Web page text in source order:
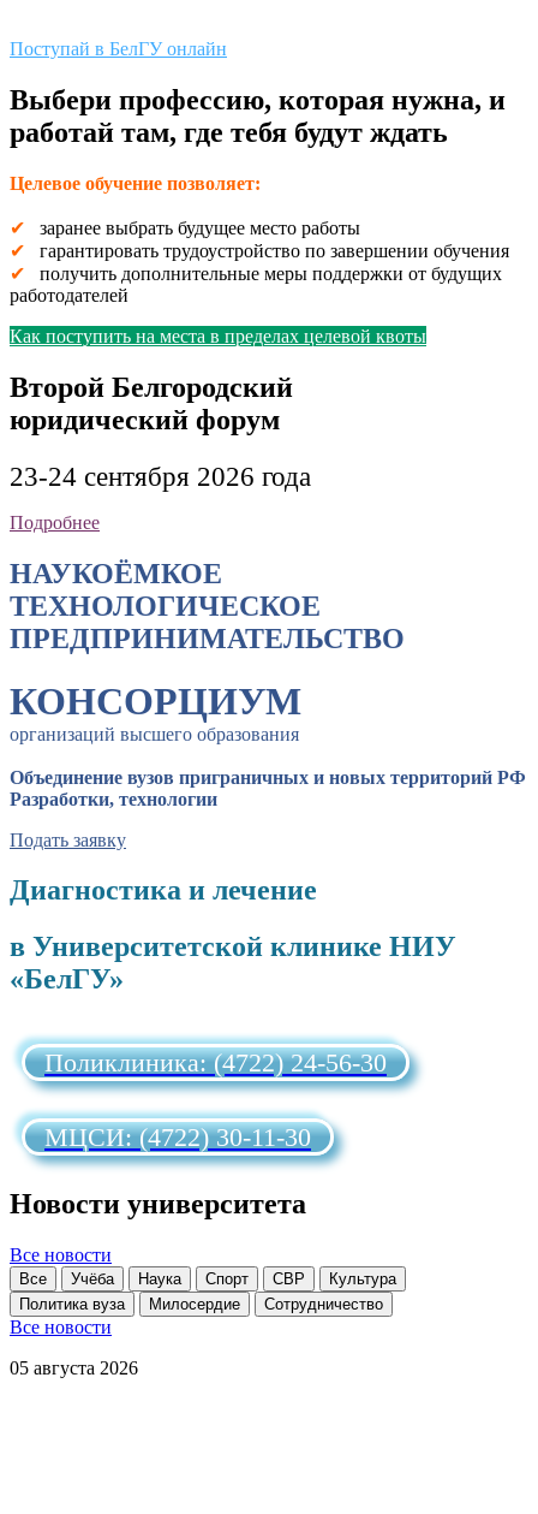
Поступай в БелГУ онлайн
Выбери профессию, которая нужна, и
работай там, где тебя будут ждать
Целевое обучение позволяет:
✔ заранее выбрать будущее место работы
✔ гарантировать трудоустройство по завершении обучения
✔ получить дополнительные меры поддержки от будущих
работодателей
Как поступить на места в пределах целевой квоты
Второй Белгородский
юридический форум
23-24 сентября 2026 года
Подробнее
НАУКОЁМКОЕ
ТЕХНОЛОГИЧЕСКОЕ
ПРЕДПРИНИМАТЕЛЬСТВО
КОНСОРЦИУМ
организаций высшего образования
Объединение вузов приграничных и новых территорий РФ
Разработки, технологии
Подать заявку
Диагностика и лечение
в Университетской клинике НИУ
«БелГУ»
Поликлиника: (4722) 24-56-30
МЦСИ: (4722) 30-11-30
Новости университета
Все новости
Все Учёба Наука Спорт СВР
Культура
Политика вуза
Милосердие Сотрудничество
Все новости
05 августа 2026